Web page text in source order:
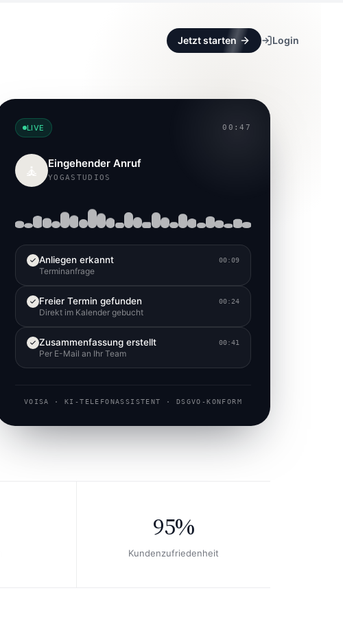
Jetzt starten Login
LIVE 00:47
🧘 Eingehender Anruf
YOGASTUDIOS
Anliegen erkannt
Terminanfrage
00:09
Freier Termin gefunden
Direkt im Kalender gebucht
00:24
Zusammenfassung erstellt
Per E-Mail an Ihr Team
00:41
VOISA · KI-TELEFONASSISTENT · DSGVO-KONFORM
95%
Kundenzufriedenheit